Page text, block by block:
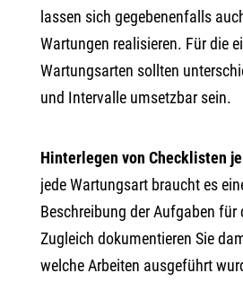
lassen sich gegebenenfalls
Wartungen realisieren. Für die
Wartungsarten sollten
und Intervalle umsetzbar sein.
Hinterlegen von Checklisten
jede Wartungsart braucht es
Beschreibung der Aufgaben für
Zugleich dokumentieren Sie
welche Arbeiten ausgeführt